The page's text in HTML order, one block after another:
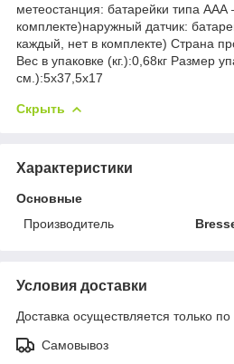
метеостанция: батарейки типа ААА
комплекте)наружный датчик:
каждый, нет в комплекте) Страна
Вес в упаковке (кг.):0,68кг Размер
см.):5x37,5x17
Скрыть
Характеристики
Основные
Производитель
Условия доставки
Доставка осуществляется только по
Самовывоз